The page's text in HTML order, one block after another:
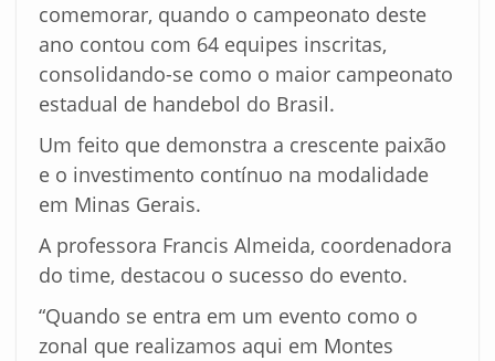
comemorar, quando o campeonato deste
ano contou com 64 equipes inscritas,
consolidando-se como o maior campeonato
estadual de handebol do Brasil.
Um feito que demonstra a crescente paixão
e o investimento contínuo na modalidade
em Minas Gerais.
A professora Francis Almeida, coordenadora
do time, destacou o sucesso do evento.
“Quando se entra em um evento como o
zonal que realizamos aqui em Montes